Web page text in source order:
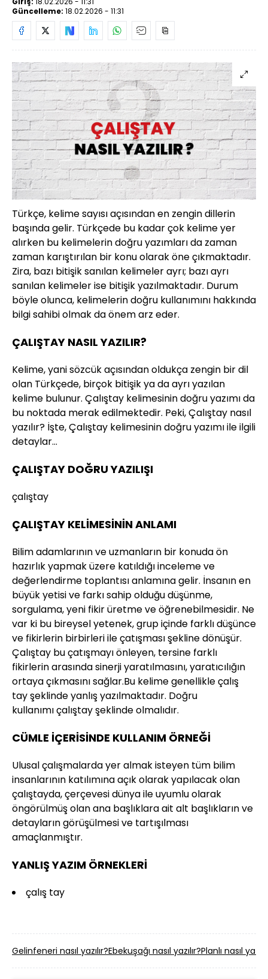
Güncelleme: 18.02.2026 - 11:31
Türkçe, kelime sayısı açısından en zengin dillerin
başında gelir. Türkçede bu kadar çok kelime yer
alırken bu kelimelerin doğru yazımları da zaman
zaman karıştırılan bir konu olarak öne çıkmaktadır.
Zira, bazı bitişik sanılan kelimeler ayrı; bazı ayrı
sanılan kelimeler ise bitişik yazılmaktadır. Durum
böyle olunca, kelimelerin doğru kullanımını hakkında
bilgi sahibi olmak da önem arz eder.
ÇALIŞTAY NASIL YAZILIR?
Kelime, yani sözcük açısından oldukça zengin bir dil
olan Türkçede, birçok bitişik ya da ayrı yazılan
kelime bulunur. Çalıştay kelimesinin doğru yazımı da
bu noktada merak edilmektedir. Peki, Çalıştay nasıl
yazılır? İşte, Çalıştay kelimesinin doğru yazımı ile ilgili
detaylar…
ÇALIŞTAY DOĞRU YAZILIŞI
çalıştay
ÇALIŞTAY KELİMESİNİN ANLAMI
Bilim adamlarının ve uzmanların bir konuda ön
hazırlık yapmak üzere katıldığı inceleme ve
değerlendirme toplantısı anlamına gelir. İnsanın en
büyük yetisi ve farkı sahip olduğu düşünme,
sorgulama, yeni fikir üretme ve öğrenebilmesidir. Ne
var ki bu bireysel yetenek, grup içinde farklı düşünce
ve fikirlerin birbirleri ile çatışması şekline dönüşür.
Çalıştay bu çatışmayı önleyen, tersine farklı
fikirlerin arasında sinerji yaratılmasını, yaratıcılığın
ortaya çıkmasını sağlar.Bu kelime genellikle çalış
tay şeklinde yanlış yazılmaktadır. Doğru
kullanımı çalıştay şeklinde olmalıdır.
CÜMLE İÇERİSİNDE KULLANIM ÖRNEĞİ
Ulusal çalışmalarda yer almak isteyen tüm bilim
insanlarının katılımına açık olarak yapılacak olan
çalıştayda, çerçevesi dünya ile uyumlu olarak
öngörülmüş olan ana başlıklara ait alt başlıkların ve
detayların görüşülmesi ve tartışılması
amaçlanmıştır.
YANLIŞ YAZIM ÖRNEKLERİ
çalış tay
Gelinfeneri nasıl yazılır?Ebekuşağı nasıl yazılır?Planlı nasıl